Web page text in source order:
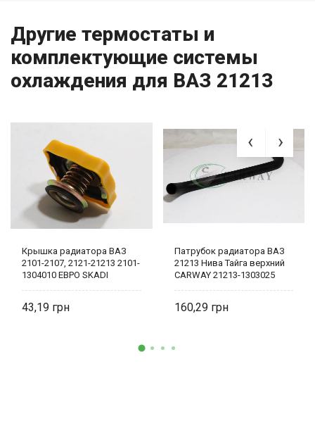
Другие термостаты и
комплектующие системы
охлаждения для ВАЗ 21213
Крышка радиатора ВАЗ
2101-2107, 2121-21213 2101-
1304010 ЕВРО SKADI
43,19
Патрубок радиатора ВАЗ
21213 Нива Тайга верхний
CARWAY 21213-1303025
160,29